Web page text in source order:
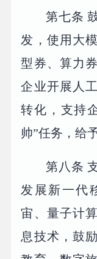
第七条
发，使用大
型券、算力
企业开展人
转化，支持
帅”任务，给
第八条
发展新一代
宙、量子计
息技术，鼓